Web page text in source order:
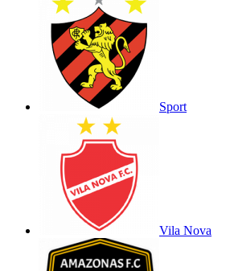
Sport
Vila Nova